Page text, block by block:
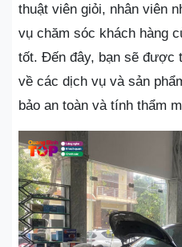
thuật viên giỏi, nhân viên
vụ chăm sóc khách hàng
tốt. Đến đây, bạn sẽ được
về các dịch vụ và sản
bảo an toàn và tính thẩm